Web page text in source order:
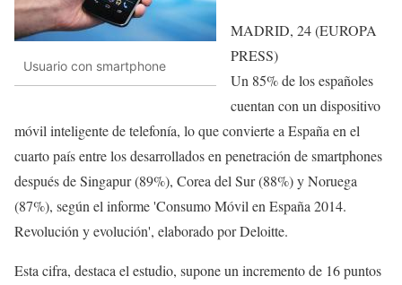
Usuario con smartphone
MADRID, 24 (EUROPA
PRESS)
Un 85% de los españoles
cuentan con un dispositivo
móvil inteligente de telefonía, lo que convierte a España en el
cuarto país entre los desarrollados en penetración de smartphones
después de Singapur (89%), Corea del Sur (88%) y Noruega
(87%), según el informe 'Consumo Móvil en España 2014.
Revolución y evolución', elaborado por Deloitte.
Esta cifra, destaca el estudio, supone un incremento de 16 puntos